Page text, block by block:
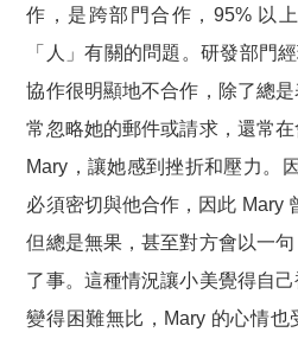
作，是跨部門合作，95% 以
「人」有關的問題。研發部門
協作很明顯地不合作，除了總
常忽略她的郵件或請求，還常
Mary，讓她感到挫折和壓力。
必須密切與他合作，因此 Mary
但總是無果，甚至對方會以一
了事。這種情況讓小美覺得自
變得困難無比，Mary 的心情也